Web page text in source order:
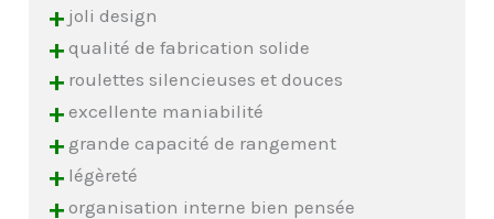
+ joli design
+ qualité de fabrication solide
+ roulettes silencieuses et douces
+ excellente maniabilité
+ grande capacité de rangement
+ légèreté
+ organisation interne bien pensée